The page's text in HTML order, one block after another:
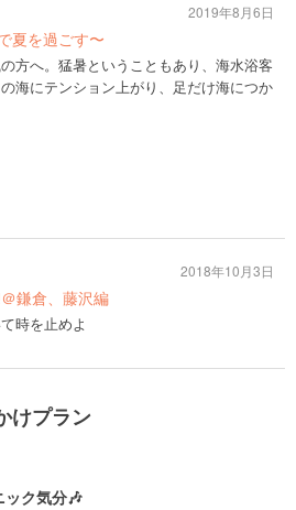
夏を過ごす〜
方へ。猛暑ということもあり、海水浴客
海にテンション上がり、足だけ海につか
2019年8月6日
鎌倉、藤沢編
時を止めよ
2018年10月3日
けプラン
ック気分🎶